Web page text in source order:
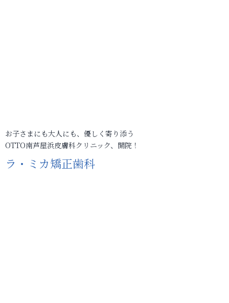
お子さまにも大人にも、優しく寄り添う
OTTO南芦屋浜皮膚科クリニック、開院！
ラ・ミカ矯正歯科